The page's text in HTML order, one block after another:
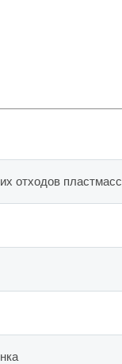
отходов пластмасс